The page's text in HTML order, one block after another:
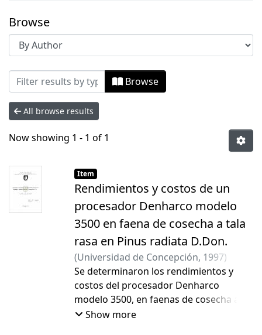
Browse
Browsing Tesis Pregrado by Author
Browse
All browse results
Now showing 1 - 1 of 1
Item
Rendimientos y costos de un
procesador Denharco modelo
3500 en faena de cosecha a tala
rasa en Pinus radiata D.Don.
(Universidad de Concepción, 1997)
Altamirano Campos, Edgar Paul;Lineros
Parra, Manuel Alberto;Messer Mella,
Ulises
Se determinaron los rendimientos y
costos del procesador Denharco
modelo 3500, en faenas de cosecha a
tala rasa de Pinus radiata D Don. en dos
Show more